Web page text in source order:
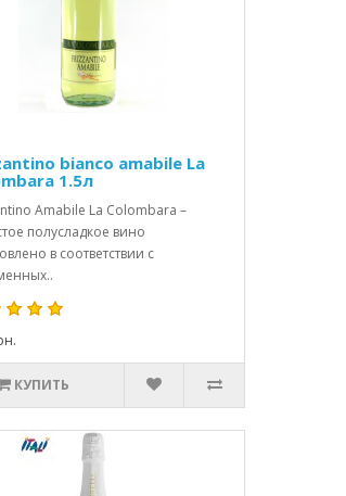
bianco amabile La
1.5л
Amabile La Colombara –
полусладкое вино
в соответствии с
КУПИТЬ